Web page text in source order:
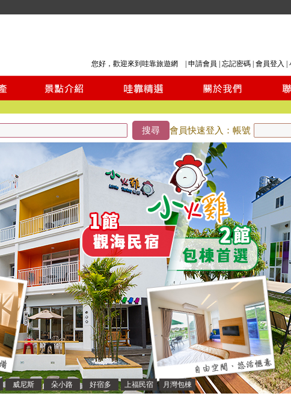
您好，歡迎來到哇靠旅遊網 | 申請會員 忘記密碼 會員登入
威尼斯 朵小路 好宿多 上福民宿 月灣包棟
搜尋 會員快速登入：帳號